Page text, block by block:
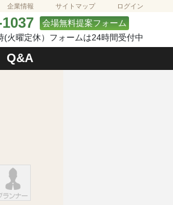
企業情報 サイトマップ ログイン
会場無料提案フォーム
(火曜定休）フォームは24時間受付中
Q&A